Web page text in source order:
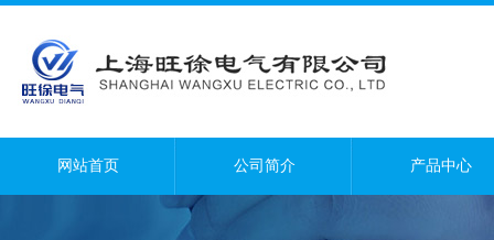
网站首页 公司简介 产品中心